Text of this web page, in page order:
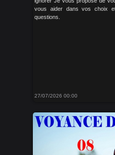
vous aider dans vos choix
questions.
27/07/2026 00:00